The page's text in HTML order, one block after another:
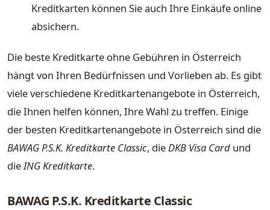
Kreditkarten können Sie auch Ihre Einkäufe online
absichern.
Die beste Kreditkarte ohne Gebühren in Österreich
hängt von Ihren Bedürfnissen und Vorlieben ab. Es gibt
viele verschiedene Kreditkartenangebote in Österreich,
die Ihnen helfen können, Ihre Wahl zu treffen. Einige
der besten Kreditkartenangebote in Österreich sind die
BAWAG P.S.K. Kreditkarte Classic, dieDKB Visa Card und
dieING Kreditkarte.
BAWAG P.S.K. Kreditkarte Classic